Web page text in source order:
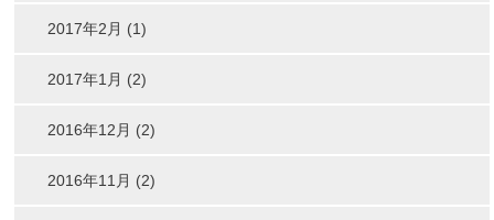
2017年2月 (1)
2017年1月 (2)
2016年12月 (2)
2016年11月 (2)